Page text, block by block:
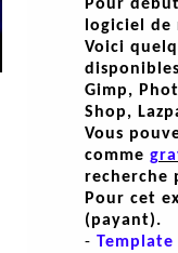
Pour
logiciel
Voici
Gimp,
Shop,
Vous
comme
recherche
Pour cet
(payant).
-